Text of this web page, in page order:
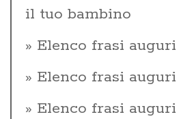
il tuo bambino
Elenco frasi
Elenco frasi
Elenco frasi